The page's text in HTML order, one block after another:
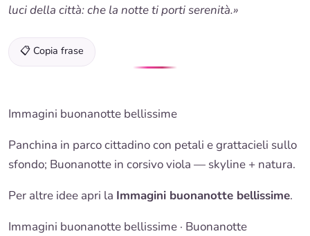
luci della città: che la notte ti porti serenità.»
📋 Copia frase
Immagini buonanotte bellissime
Panchina in parco cittadino con petali e grattacieli sullo
sfondo; Buonanotte in corsivo viola — skyline + natura.
Per altre idee apri la Immagini buonanotte bellissime.
Immagini buonanotte bellissime · Buonanotte